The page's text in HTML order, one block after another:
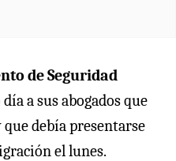
de Seguridad
a sus abogados que
que debía presentarse
el lunes.